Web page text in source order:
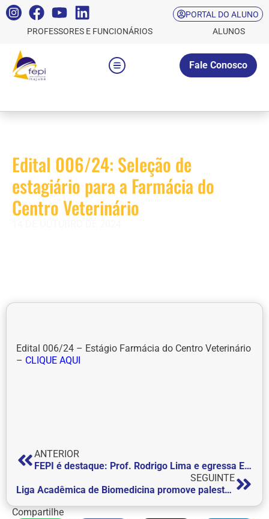
PORTAL DO ALUNO
PROFESSORES E FUNCIONÁRIOS
ALUNOS
Fale Conosco
Edital 006/24: Seleção de
estagiário para a Farmácia do
Centro Veterinário
Edital 006/24 – Estágio Farmácia do Centro Veterinário
– CLIQUE AQUI
ANTERIOR
FEPI é destaque: Prof. Rodrigo Lima e egressa Elisama da Silva submetem trabalho no Congresso Técnico Científico da Engenharia e da Agronomia (CONTECC) em Salvador (BA)
SEGUINTE
Liga Acadêmica de Biomedicina promove palestra sobre a utilização de pontos quânticos como nanotecnologia fluorescente em estudos de cultura de células de câncer
Compartilhe